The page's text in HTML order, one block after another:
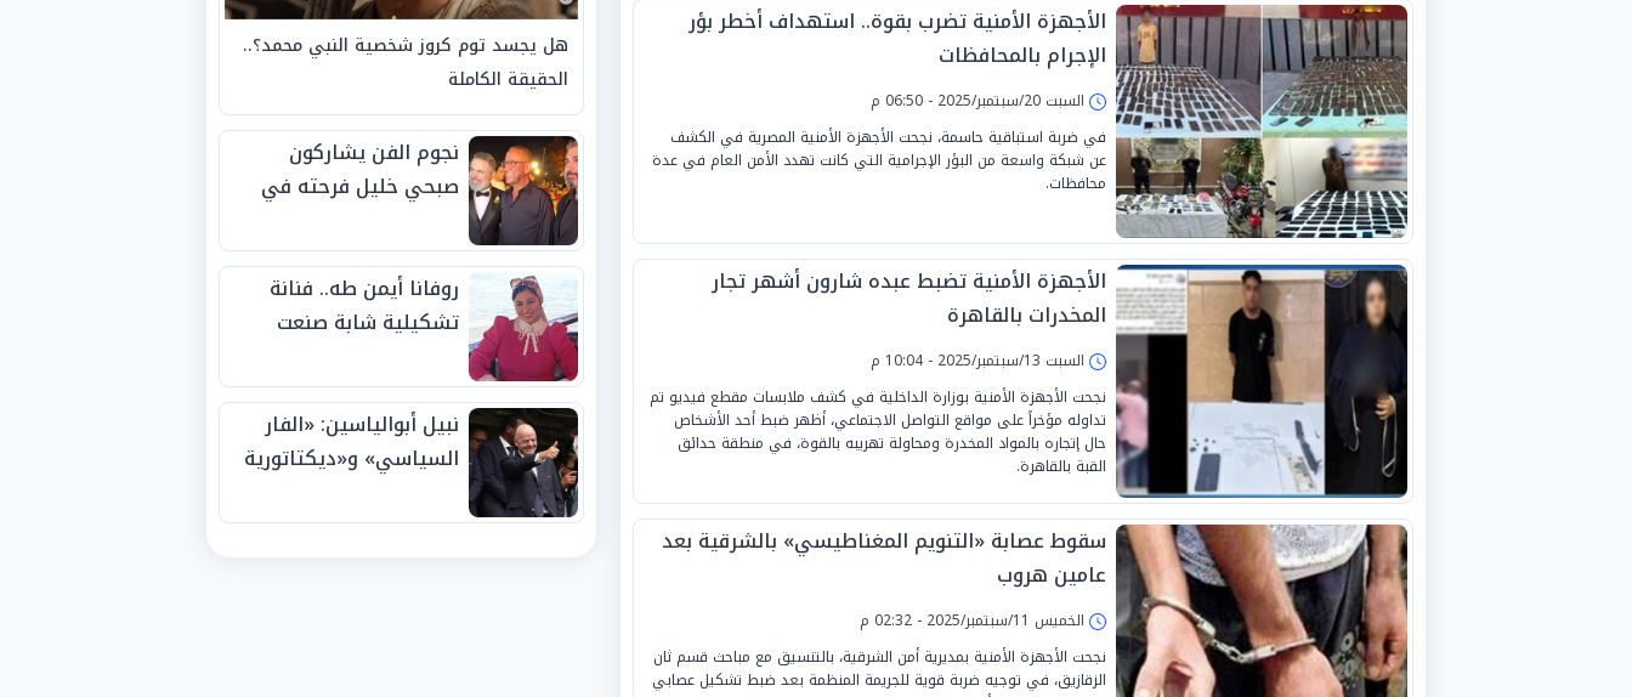
الأجهزة الأمنية تضرب بقوة.. استهداف أخطر بؤر
الإجرام بالمحافظات
السبت 20/سبتمبر/2025 - 06:50 م
في ضربة استباقية حاسمة، نجحت الأجهزة الأمنية المصرية في الكشف
عن شبكة واسعة من البؤر الإجرامية التي كانت تهدد الأمن العام في عدة
محافظات.
الأجهزة الأمنية تضبط عبده شارون أشهر تجار
المخدرات بالقاهرة
السبت 13/سبتمبر/2025 - 10:04 م
نجحت الأجهزة الأمنية بوزارة الداخلية في كشف ملابسات مقطع فيديو تم
تداوله مؤخراً على مواقع التواصل الاجتماعي، أظهر ضبط أحد الأشخاص
حال إتجاره بالمواد المخدرة ومحاولة تهريبه بالقوة، في منطقة حدائق
القبة بالقاهرة.
سقوط عصابة «التنويم المغناطيسي» بالشرقية بعد
عامين هروب
الخميس 11/سبتمبر/2025 - 02:32 م
نجحت الأجهزة الأمنية بمديرية أمن الشرقية، بالتنسيق مع مباحث قسم ثان
الزقازيق، في توجيه ضربة قوية للجريمة المنظمة بعد ضبط تشكيل عصابي
هل يجسد توم كروز شخصية النبي محمد؟..
الحقيقة الكاملة
نجوم الفن يشاركون
صبحي خليل فرحته في
روفانا أيمن طه.. فنانة
تشكيلية شابة صنعت
الجوائز منذ الصغر
نبيل أبوالياسين: «الفار
السياسي» و«ديكتاتورية
الفيفا».. وإقالة